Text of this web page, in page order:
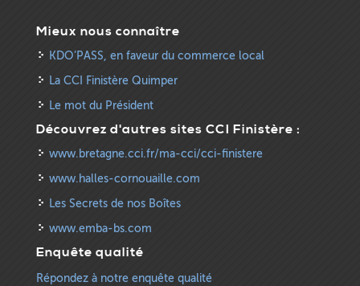
Mieux nous connaître
KDO’PASS, en faveur du commerce local
La CCI Finistère Quimper
Le mot du Président
Découvrez d'autres sites CCI Finistère :
www.bretagne.cci.fr/ma-cci/cci-finistere
www.halles-cornouaille.com
Les Secrets de nos Boîtes
www.emba-bs.com
Enquête qualité
Répondez à notre enquête qualité